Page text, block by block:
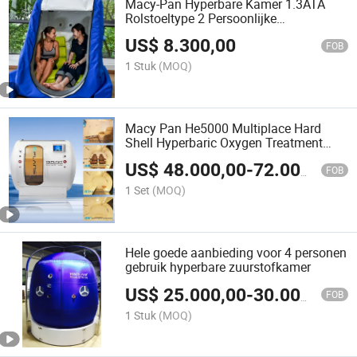
Macy-Pan Hyperbare Kamer 1.3ATA
Rolstoeltype 2 Persoonlijke
Zuurstoftherapie
US$ 8.300,00 FOB
1 Stuk (MOQ)
Macy Pan He5000 Multiplace Hard
Shell Hyperbaric Oxygen Treatment
Hbot Therapiesessie Sleeping Diving
Chamber for
Home/SPA/Athletes/Salon/Beauty Use
for Sale
US$48.000,00-72.000,00 FOB
1 Set (MOQ)
Hele goede aanbieding voor 4 personen
gebruik hyperbare zuurstofkamer
US$25.000,00-30.000,00 FOB
1 Stuk (MOQ)